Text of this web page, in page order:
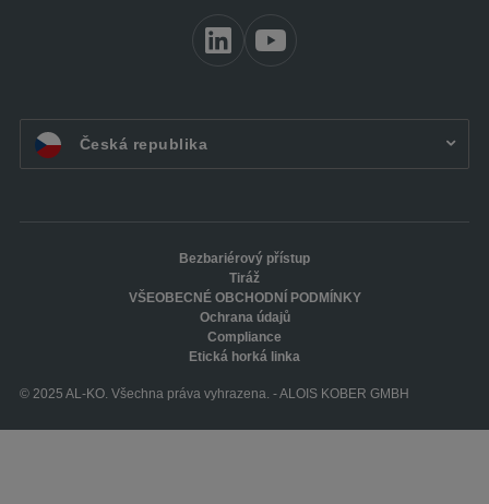
CZ: Česká republika
© 2025 AL-KO. Všechna práva vyhrazena. - ALOIS KOBER GMBH
Bezbariérový přístup
Tiráž
VŠEOBECNÉ OBCHODNÍ PODMÍNKY
Ochrana údajů
Compliance
Etická horká linka